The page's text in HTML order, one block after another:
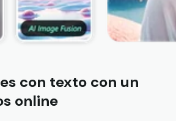
con texto con un
online